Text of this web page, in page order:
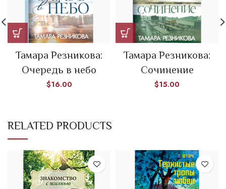
Тамара Резникова:
Очередь в небо
$16.00
Тамара Резникова:
Сочинение
$15.00
RELATED PRODUCTS